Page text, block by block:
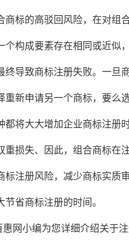
商标的高驳回风险，在对组
个构成要素存在相同或近似
终导致商标注册失败。一旦
重新申请另一个商标，要么
都将大大增加企业商标注册
重损失、因此，组合商标在
标注册风险，减少商标实质
省商标注册的时间。
惠网小编为您详细介绍关于